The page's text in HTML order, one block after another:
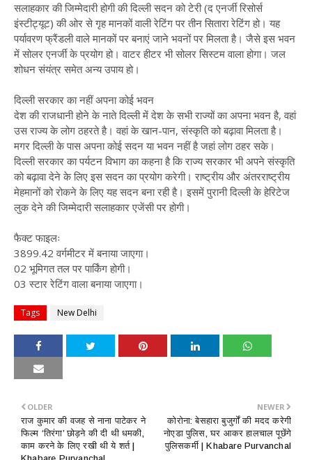
सलाहकार की जिम्मेदारी होगी की दिल्ली सदन को टेरी (द एनर्जी रिसोर्स
इंस्टीट्यूट) की ओर से गृह मानकों वाली रेटिंग पर तीन सितारा रेटिंग हो। यह
पर्यावरण फ्रैंडली वाले मानकों पर बनाएं जाने भवनों पर मिलता है। जैसे इस भवन
में सोलर एनर्जी के प्रयोग हो। वाटर हीटर भी सोलर सिस्टम वाला होगा। जल
शोधन संयंत्र समेत अन्य उपाय हो।
दिल्ली सरकार का नहीं अपना कोई भवन
देश की राजधानी होने के नाते दिल्ली में देश के सभी राज्यों का अपना भवन है, वहां
उस राज्य के लोग ठहरते है। वहां के खान-पान, संस्कृति को बढ़ावा मिलता है।
मगर दिल्ली के पास अपना कोई सदन या भवन नहीं है जहां लोग ठहर सके।
दिल्ली सरकार का पर्यटन विभाग का कहना है कि राज्य सरकार भी अपने संस्कृति
को बढ़ावा देने के लिए इस सदन का प्रयोग करेगी। राष्ट्रीय और अंतरराष्ट्रीय
मेहमानों को रोकने के लिए यह सदन बना रही है। इसमें पुरानी दिल्ली के हेरिटेज
लुक देने की जिम्मेदारी सलाहकार एजेंसी पर होगी।
फैक्ट फाइलः
3899.42 वर्गमीटर में बनाया जाएगा।
02 भूमिगत तल पर पार्किंग होगी।
03 स्टार रेटिंग वाला बनाया जाएगा।
Tags New Delhi
NEWER
कोरोना: बेसहारा बुजुर्गों की मदद करेगी
नोएडा पुलिस, घर आकर हालचाल पूछेंगे
पुलिसकर्मी | Khabare Purvanchal
OLDER
राज कुमार की वजह से नाना पाटेकर ने
फिल्म ‘तिरंगा’ छोड़ने की दी थी धमकी,
काम करने के लिए रखी थी ये शर्त |